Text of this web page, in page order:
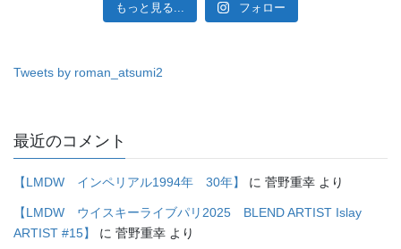
もっと見る... フォロー
Tweets by roman_atsumi2
最近のコメント
【LMDW インペリアル1994年 30年】 に 菅野重幸 より
【LMDW ウイスキーライブパリ2025 BLEND ARTIST Islay
ARTIST #15】
に 菅野重幸 より